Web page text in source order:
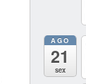
AGO
21
sex